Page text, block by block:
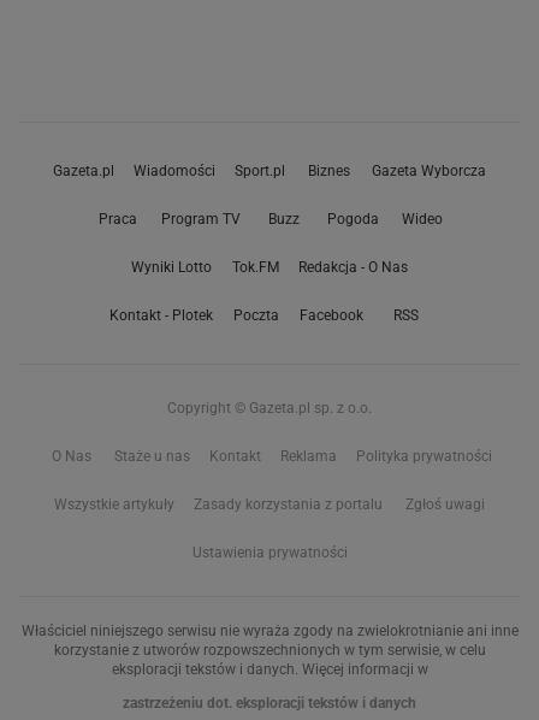
Gazeta.pl Wiadomości Sport.pl Biznes Gazeta Wyborcza
Praca Program TV Buzz Pogoda Wideo
Wyniki Lotto Tok.FM Redakcja - O Nas
Kontakt - Plotek Poczta Facebook RSS
Copyright © Gazeta.pl sp. z o.o.
O Nas Staże u nas Kontakt Reklama Polityka prywatności
Wszystkie artykuły Zasady korzystania z portalu Zgłoś uwagi
Ustawienia prywatności
Właściciel niniejszego serwisu nie wyraża zgody na zwielokrotnianie ani inne
korzystanie z utworów rozpowszechnionych w tym serwisie, w celu
eksploracji tekstów i danych. Więcej informacji w
zastrzeżeniu dot. eksploracji tekstów i danych